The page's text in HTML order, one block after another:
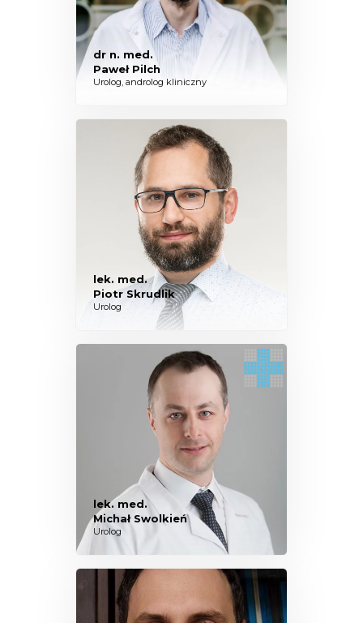
dr n. med.
Paweł Pilch
Urolog, androlog kliniczny
lek. med.
Piotr Skrudlik
Urolog
lek. med.
Michał Swolkień
Urolog